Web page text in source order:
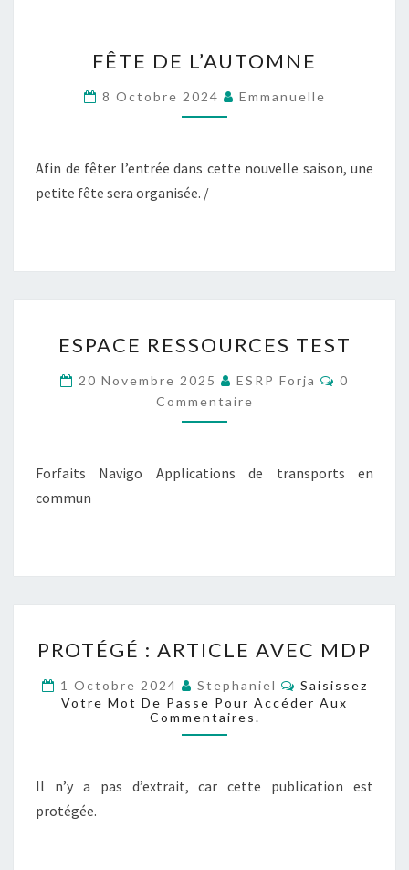
DE
L’AUTOMNE
FÊTE DE L’AUTOMNE
8 Octobre 2024 Emmanuelle
Afin de fêter l’entrée dans cette nouvelle saison, une
petite fête sera organisée. /
RESSOURCES
TEST
ESPACE RESSOURCES TEST
20 Novembre 2025 ESRP Forja
0
Commentaire
Forfaits Navigo Applications de transports en
commun
ARTICLE
AVEC
MDP
PROTÉGÉ : ARTICLE AVEC MDP
1 Octobre 2024 Stephaniel Commentaires
Saisissez
Votre Mot De Passe Pour Accéder Aux
Commentaires.
Il n’y a pas d’extrait, car cette publication est
protégée.